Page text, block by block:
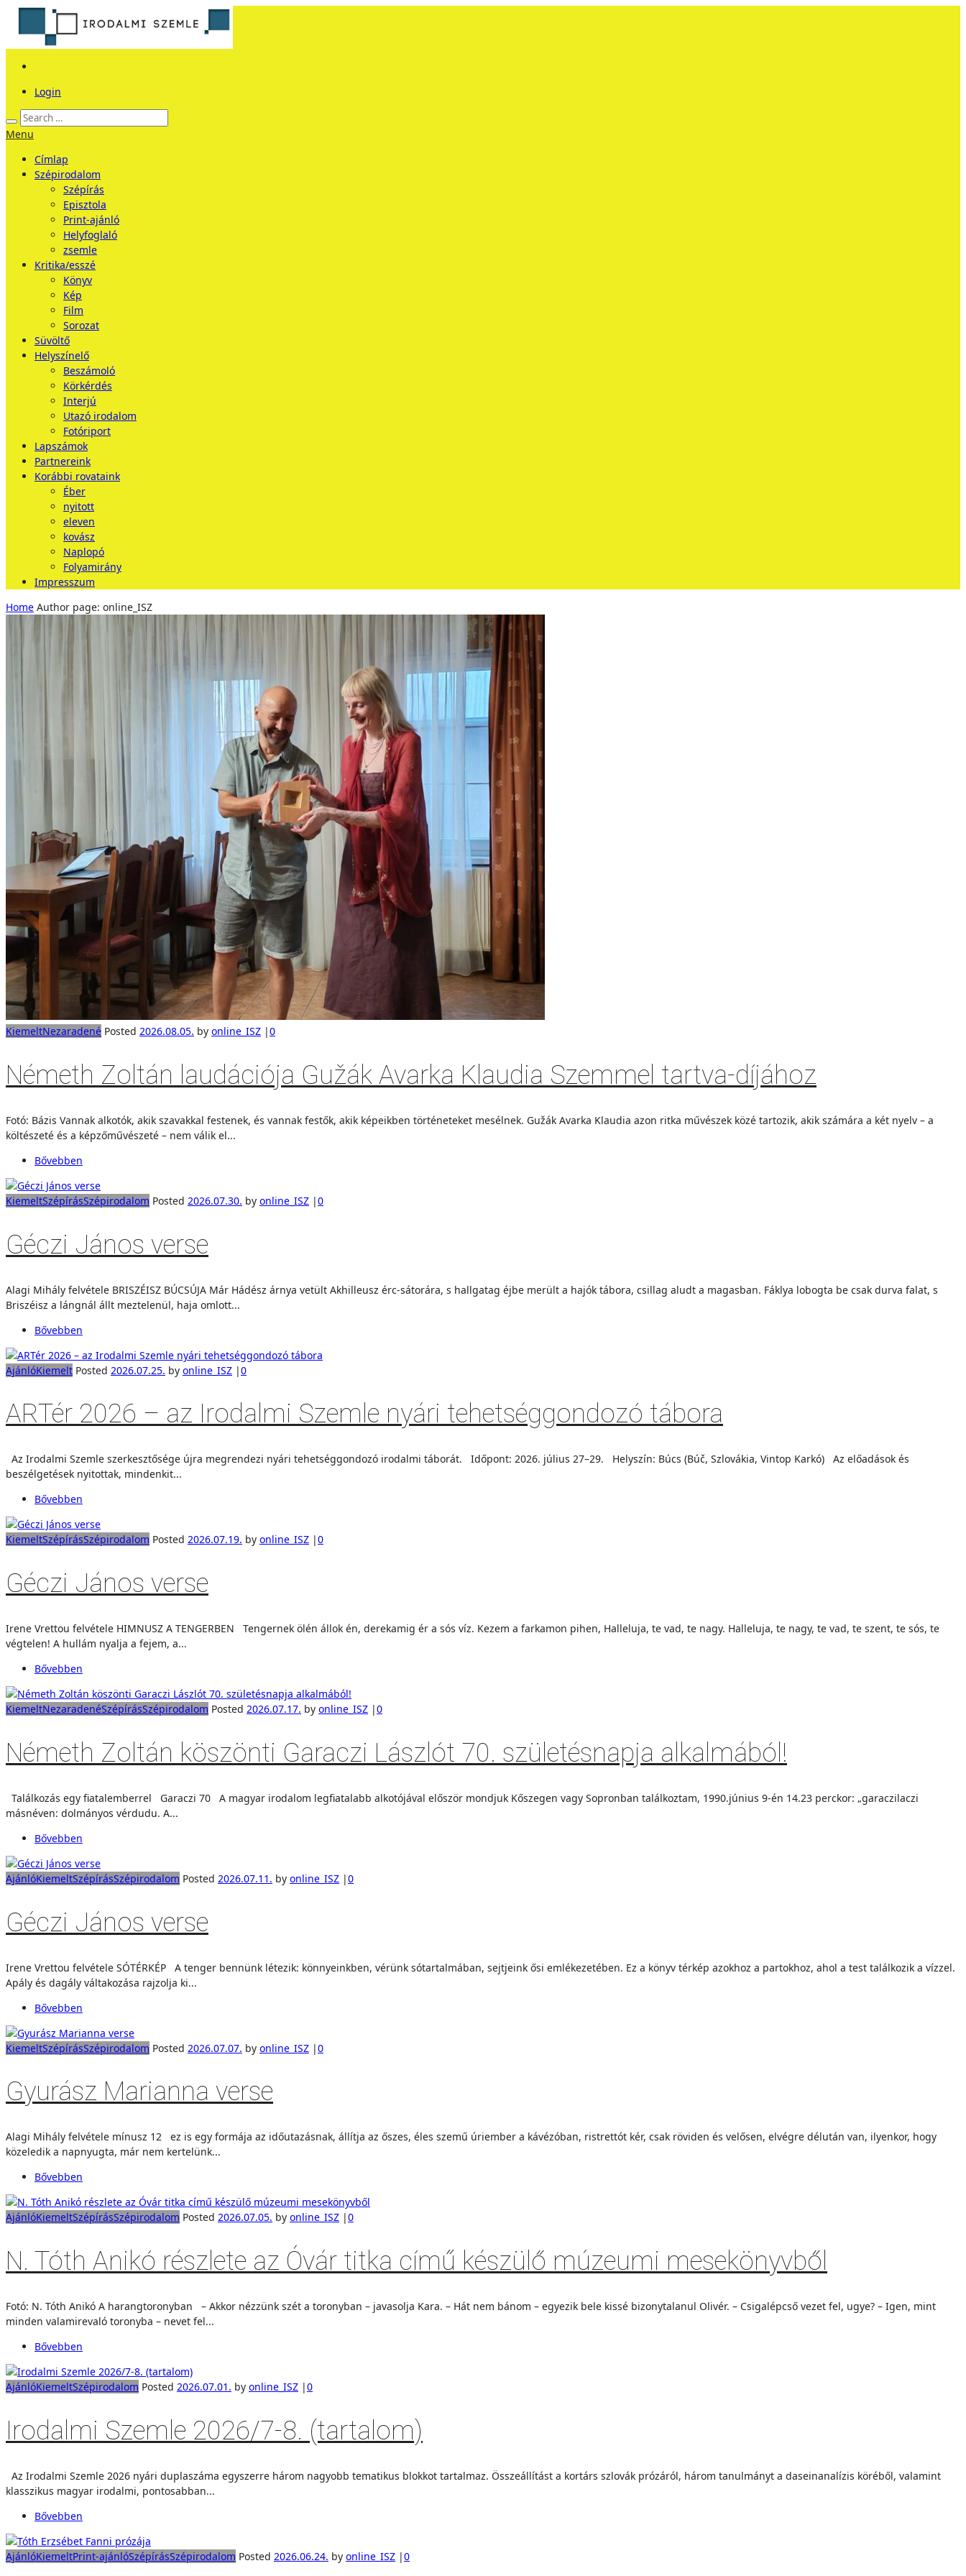
Login
Menu
Címlap
Szépirodalom
Szépírás
Episztola
Print-ajánló
Helyfoglaló
zsemle
Kritika/esszé
Könyv
Kép
Film
Sorozat
Süvöltő
Helyszínelő
Beszámoló
Körkérdés
Interjú
Utazó irodalom
Fotóriport
Lapszámok
Partnereink
Korábbi rovataink
Éber
nyitott
eleven
kovász
Naplopó
Folyamirány
Impresszum
Home Author page: online_ISZ
KiemeltNezaradené Posted 2026.08.05. by online_ISZ |0
Németh Zoltán laudációja Gužák Avarka Klaudia Szemmel tartva-díjához
Fotó: Bázis Vannak alkotók, akik szavakkal festenek, és vannak festők, akik képeikben történeteket mesélnek. Gužák Avarka Klaudia azon ritka művészek közé tartozik, akik számára a két nyelv – a
költészeté és a képzőművészeté – nem válik el...
Bővebben
KiemeltSzépírásSzépirodalom Posted 2026.07.30. by online_ISZ |0
Géczi János verse
Alagi Mihály felvétele BRISZÉISZ BÚCSÚJA Már Hádész árnya vetült Akhilleusz érc-sátorára, s hallgatag éjbe merült a hajók tábora, csillag aludt a magasban. Fáklya lobogta be csak durva falat, s
Briszéisz a lángnál állt meztelenül, haja omlott...
Bővebben
AjánlóKiemelt Posted 2026.07.25. by online_ISZ |0
ARTér 2026 – az Irodalmi Szemle nyári tehetséggondozó tábora
Az Irodalmi Szemle szerkesztősége újra megrendezi nyári tehetséggondozó irodalmi táborát. Időpont: 2026. július 27–29. Helyszín: Búcs (Búč, Szlovákia, Vintop Karkó) Az előadások és
beszélgetések nyitottak, mindenkit...
Bővebben
KiemeltSzépírásSzépirodalom Posted 2026.07.19. by online_ISZ |0
Géczi János verse
Irene Vrettou felvétele HIMNUSZ A TENGERBEN Tengernek ölén állok én, derekamig ér a sós víz. Kezem a farkamon pihen, Halleluja, te vad, te nagy. Halleluja, te nagy, te vad, te szent, te sós, te
végtelen! A hullám nyalja a fejem, a...
Bővebben
KiemeltNezaradenéSzépírásSzépirodalom Posted 2026.07.17. by online_ISZ |0
Németh Zoltán köszönti Garaczi Lászlót 70. születésnapja alkalmából!
Találkozás egy fiatalemberrel Garaczi 70 A magyar irodalom legfiatalabb alkotójával először mondjuk Kőszegen vagy Sopronban találkoztam, 1990.június 9-én 14.23 perckor: „garaczilaczi
másnéven: dolmányos vérdudu. A...
Bővebben
AjánlóKiemeltSzépírásSzépirodalom Posted 2026.07.11. by online_ISZ |0
Géczi János verse
Irene Vrettou felvétele SÓTÉRKÉP A tenger bennünk létezik: könnyeinkben, vérünk sótartalmában, sejtjeink ősi emlékezetében. Ez a könyv térkép azokhoz a partokhoz, ahol a test találkozik a vízzel.
Apály és dagály váltakozása rajzolja ki...
Bővebben
KiemeltSzépírásSzépirodalom Posted 2026.07.07. by online_ISZ |0
Gyurász Marianna verse
Alagi Mihály felvétele mínusz 12 ez is egy formája az időutazásnak, állítja az őszes, éles szemű úriember a kávézóban, ristrettót kér, csak röviden és velősen, elvégre délután van, ilyenkor, hogy
közeledik a napnyugta, már nem kertelünk...
Bővebben
AjánlóKiemeltSzépírásSzépirodalom Posted 2026.07.05. by online_ISZ |0
N. Tóth Anikó részlete az Óvár titka című készülő múzeumi mesekönyvből
Fotó: N. Tóth Anikó A harangtoronyban – Akkor nézzünk szét a toronyban – javasolja Kara. – Hát nem bánom – egyezik bele kissé bizonytalanul Olivér. – Csigalépcső vezet fel, ugye? – Igen, mint
minden valamirevaló toronyba – nevet fel...
Bővebben
AjánlóKiemeltSzépirodalom Posted 2026.07.01. by online_ISZ |0
Irodalmi Szemle 2026/7-8. (tartalom)
Az Irodalmi Szemle 2026 nyári duplaszáma egyszerre három nagyobb tematikus blokkot tartalmaz. Összeállítást a kortárs szlovák prózáról, három tanulmányt a daseinanalízis köréből, valamint
klasszikus magyar irodalmi, pontosabban...
Bővebben
AjánlóKiemeltPrint-ajánlóSzépírásSzépirodalom Posted 2026.06.24. by online_ISZ |0